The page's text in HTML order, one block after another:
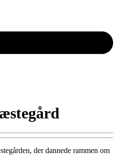
der dannede rammen om